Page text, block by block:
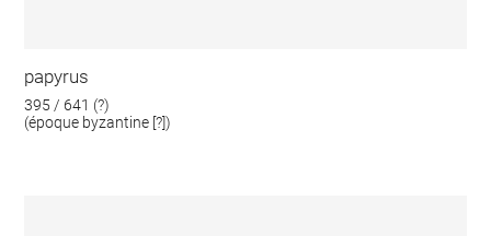
papyrus
395 / 641 (?)
(époque byzantine [?])